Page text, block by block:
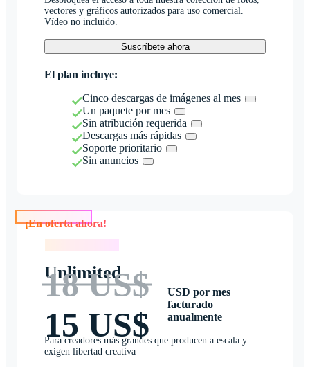
vectores y gráficos autorizados para uso comercial.
Vídeo no incluido.
Suscríbete ahora
El plan incluye:
Cinco descargas de imágenes al mes
Un paquete por mes
Sin atribución requerida
Descargas más rápidas
Soporte prioritario
Sin anuncios
Unlimited
18 US$
15 US$
USD por mes
facturado
anualmente
Para creadores más grandes que producen a escala y
exigen libertad creativa